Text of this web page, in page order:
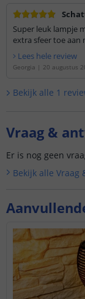
Super leuk lampje
extra sfeer toe aan
Lees hele review
Georgia | 20 augustus
Bekijk alle 1
Vraag &
Er is nog geen
Bekijk alle Vraag